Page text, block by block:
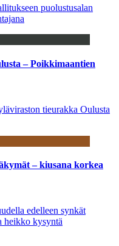
puolustusalan
– Poikkimaantien
tieurakka Oulusta
– kiusana korkea
edelleen synkät
heikko kysyntä